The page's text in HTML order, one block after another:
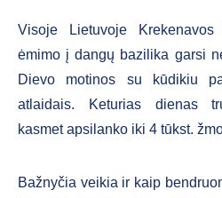
Visoje Lietuvoje
ėmimo į dangų bazilika garsi
Dievo motinos su kūdikiu
atlaidais. Keturias dienas
kasmet apsilanko iki 4 tūkst.
Bažnyčia veikia ir kaip